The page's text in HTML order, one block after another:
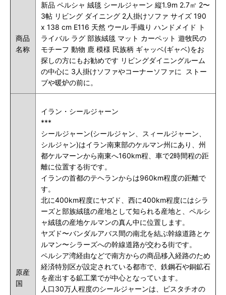
商品
名称
新品 ペルシャ 絨毯 シールジャーン 縦1.9m 2.7㎡ 2〜
3帖 リビング ダイニング 2人掛けソファ サイズ 190
x 138 cm E116 天然 ウール 手織り ハンドメイド ト
ライバル ラグ 部族絨毯 マット カーペット 遊牧民の
モチーフ 動物 鹿 模様 民族柄 ギャッベ(ギャベ)をお
探しの方にもお勧めです リビングダイニングルーム
の中心に 3人掛けソファやコーナーソファに ストー
ブや暖炉の前に。
原産
国
イラン・シールジャーン
***
シールジャーン(シールジャン、スィールジャーン、
シルジャン)はイラン南東部のケルマン州にあり、州
都ケルマーンから南東へ160km程、車で2時間程の距
離に位置する街です。
イランの首都のテヘランからは960km程度の距離で
す。
北に400km程度にヤズド、西に400km程度にはシラ
ーズと部族絨毯の産地として知られる産地と、ペルシ
ャ絨毯の産地ケルマンの真ん中に位置します。
ヤズド〜バンダルアバス間の南北を結ぶ幹線道路とケ
ルマン〜シラーズへの幹線道路が交わる街です。
ペルシア湾経由などで南方からの商品移入経路のため
経済特別区が設定されている都市で、鉄鋼石や銅鉱石
を産出する鉱工業でが中心となっています。
人口30万人程度のシールジャーンは、ピスタチオの